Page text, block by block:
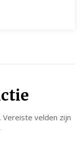
Vereiste velden zijn